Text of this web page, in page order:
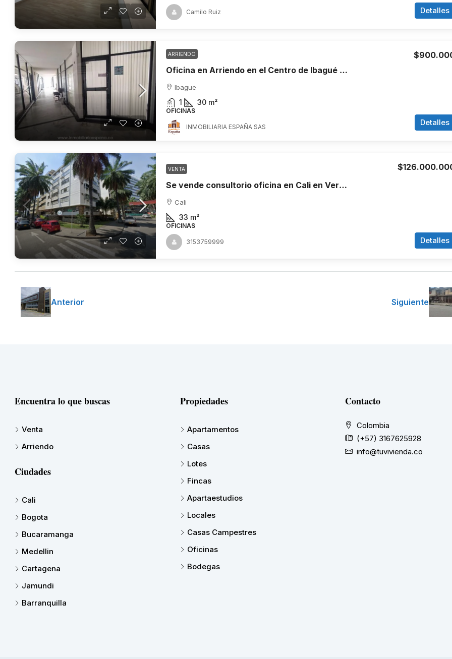
Detalles
Camilo Ruiz
ARRIENDO
Oficina en Arriendo en el Centro de Ibagué Edificio Raycar
Ibague
1 30 m²
OFICINAS
Detalles
INMOBILIARIA ESPAÑA SAS
VENTA
Se vende consultorio oficina en Cali en Versalles
Cali
33 m²
OFICINAS
Detalles
3153759999
Anterior Siguiente
Encuentra lo que buscas
Venta
Arriendo
Ciudades
Cali
Bogota
Bucaramanga
Medellin
Cartagena
Jamundi
Barranquilla
Propiedades
Apartamentos
Casas
Lotes
Fincas
Apartaestudios
Locales
Casas Campestres
Oficinas
Bodegas
Contacto
Colombia
(+57) 3167625928
info@tuvivienda.co